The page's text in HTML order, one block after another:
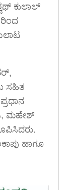
ಕುಲಾಲ್
ಸಹಿತ
ಮಹೇಶ್
ಹಾಗೂ